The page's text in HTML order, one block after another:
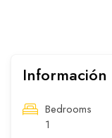
WhatsApp
Información
Bedrooms
1